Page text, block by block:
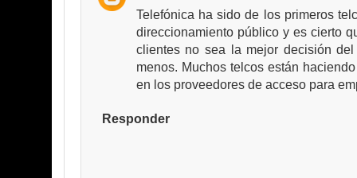
Telefónica ha sido de los primeros
direccionamiento público y es cierto
clientes no sea la mejor decisión
menos. Muchos telcos están
en los proveedores de acceso para
Responder